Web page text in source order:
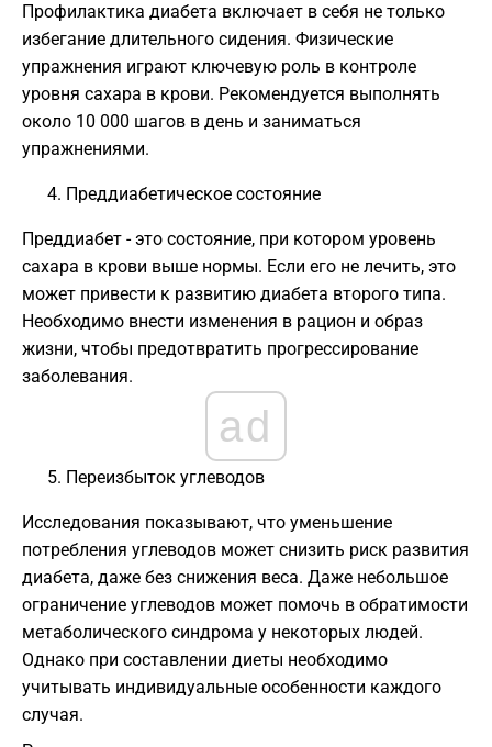
Профилактика диабета включает в себя не только
избегание длительного сидения. Физические
упражнения играют ключевую роль в контроле
уровня сахара в крови. Рекомендуется выполнять
около 10 000 шагов в день и заниматься
упражнениями.
Преддиабетическое состояние
Преддиабет - это состояние, при котором уровень
сахара в крови выше нормы. Если его не лечить, это
может привести к развитию диабета второго типа.
Необходимо внести изменения в рацион и образ
жизни, чтобы предотвратить прогрессирование
заболевания.
ad
Переизбыток углеводов
Исследования показывают, что уменьшение
потребления углеводов может снизить риск развития
диабета, даже без снижения веса. Даже небольшое
ограничение углеводов может помочь в обратимости
метаболического синдрома у некоторых людей.
Однако при составлении диеты необходимо
учитывать индивидуальные особенности каждого
случая.